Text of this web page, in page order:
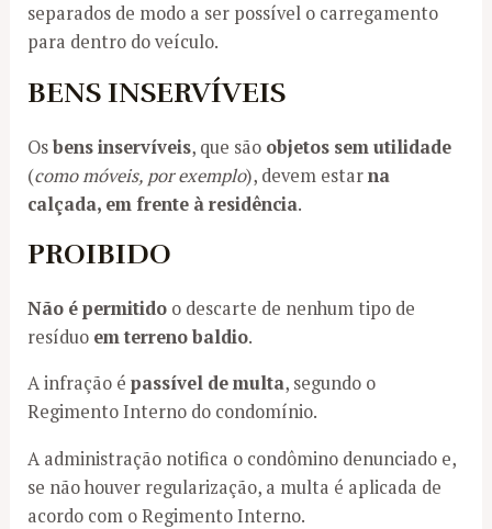
separados de modo a ser possível o carregamento
para dentro do veículo.
BENS INSERVÍVEIS
Osbensinservíveis, que são objetos sem utilidade
(como móveis, por exemplo), devem estarna
calçada, em frente à residência.
PROIBIDO
Não é permitido o descarte de nenhum tipo de
resíduo em terreno baldio.
A infração épassível de multa, segundo o
Regimento Interno do condomínio.
A administração notifica o condômino denunciado e,
se não houver regularização, a multa é aplicada de
acordo com o Regimento Interno.